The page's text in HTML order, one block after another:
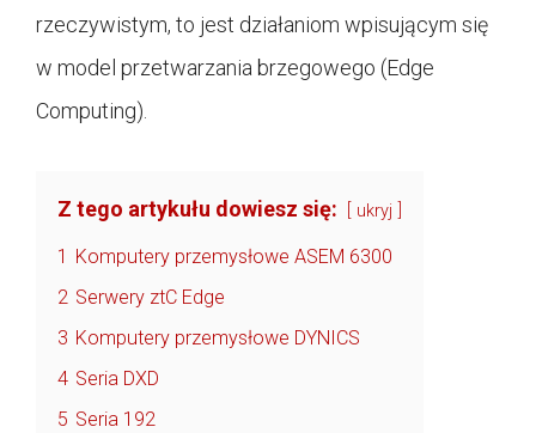
rzeczywistym, to jest działaniom wpisującym się
w model przetwarzania brzegowego (Edge
Computing).
Z tego artykułu dowiesz się: ukryj
1 Komputery przemysłowe ASEM 6300
2 Serwery ztC Edge
3 Komputery przemysłowe DYNICS
4 Seria DXD
5 Seria 192